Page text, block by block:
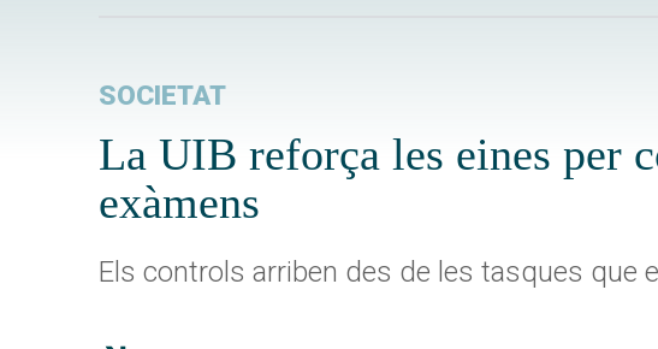
SOCIETAT
La UIB reforça les eines per
exàmens
Els controls arriben des de les tasques que